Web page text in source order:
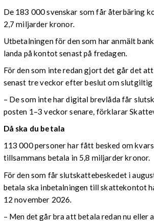
De 183 000 svenskar som får återbäring
2,7 miljarder kronor.
Utbetalningen för den som har anmält
landa på kontot senast på fredagen.
För den som inte redan gjort det går det
senast tre veckor efter beslut om
– De som inte har digital brevlåda får
posten 1–3 veckor senare, förklarar
Då ska du betala
113 000 personer har fått besked om
tillsammans betala in 5,8 miljarder kronor.
För den som får slutskattebeskedet i
betala ska inbetalningen till skattekontot
12 november 2026.
– Men det går bra att betala redan nu eller